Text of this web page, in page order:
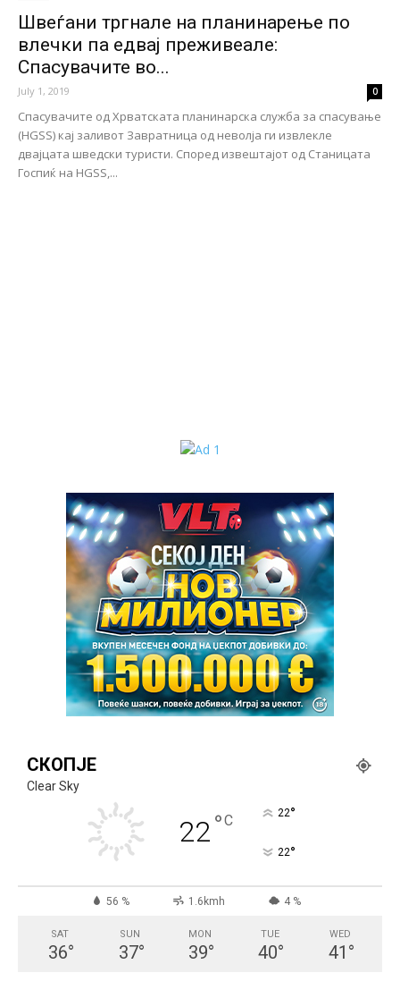
Швеѓани тргнале на планинарење по
влечки па едвај преживеале:
Спасувачите во...
July 1, 2019 0
Спасувачите од Хрватската планинарска служба за спасување
(HGSS) кај заливот Завратница од неволја ги извлекле
двајцата шведски туристи. Според извештајот од Станицата
Госпиќ на HGSS,...
СКОПЈЕ
Clear Sky
22°C 22°
22°
56 % 1.6kmh 4 %
SAT
36°
SUN
37°
MON
39°
TUE
40°
WED
41 °